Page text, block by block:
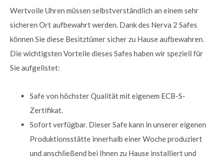
Wertvolle Uhren müssen selbstverständlich an einem sehr
sicheren Ort aufbewahrt werden. Dank des Nerva 2 Safes
können Sie diese Besitztümer sicher zu Hause aufbewahren.
Die wichtigsten Vorteile dieses Safes haben wir speziell für
Sie aufgelistet:
Safe von höchster Qualität mit eigenem ECB-S-
Zertifikat.
Sofort verfügbar. Dieser Safe kann in unserer eigenen
Produktionsstätte innerhalb einer Woche produziert
und anschließend bei Ihnen zu Hause installiert und